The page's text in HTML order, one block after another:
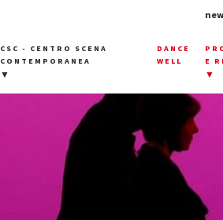
CSC - CENTRO SCENA
CONTEMPORANEA
▼
DANCE
WELL
E
▼